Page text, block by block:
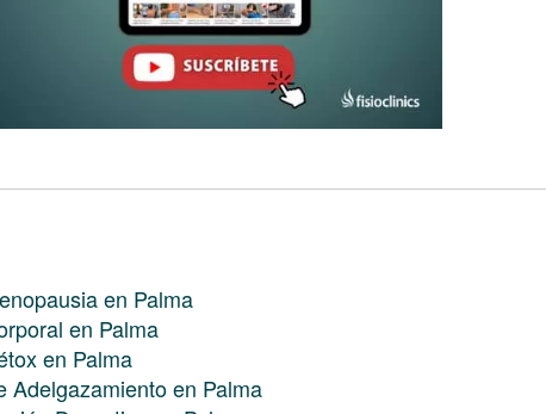
en Palma
en Palma
en Palma
Adelgazamiento en Palma